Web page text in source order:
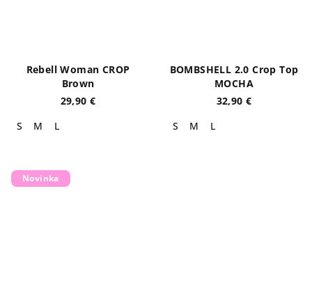
Rebell Woman CROP
Brown
29,90 €
S
M L
BOMBSHELL 2.0 Crop Top
MOCHA
32,90 €
S
M L
Novinka